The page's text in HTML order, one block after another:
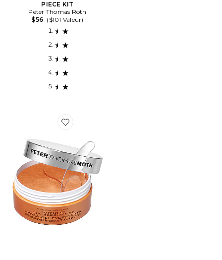
PIECE KIT
Peter Thomas Roth
$56 ($101 Valeur)
Favorite MASQUES POUR LES YEUX POTENT-C